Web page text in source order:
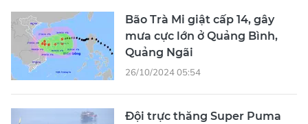
Bão Trà Mi giật cấp 14, gây
mưa cực lớn ở Quảng Bình,
Quảng Ngãi
26/10/2024 05:54
Đội trực thăng Super Puma